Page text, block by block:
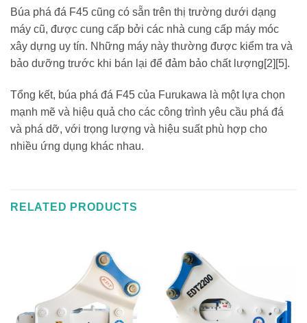
Búa phá đá F45 cũng có sẵn trên thị trường dưới dạng
máy cũ, được cung cấp bởi các nhà cung cấp máy móc
xây dựng uy tín. Những máy này thường được kiểm tra và
bảo dưỡng trước khi bán lại để đảm bảo chất lượng[2][5].
Tổng kết, búa phá đá F45 của Furukawa là một lựa chọn
mạnh mẽ và hiệu quả cho các công trình yêu cầu phá đá
và phá dỡ, với trọng lượng và hiệu suất phù hợp cho
nhiều ứng dụng khác nhau.
RELATED PRODUCTS